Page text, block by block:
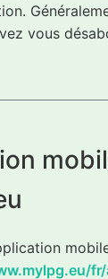
vous